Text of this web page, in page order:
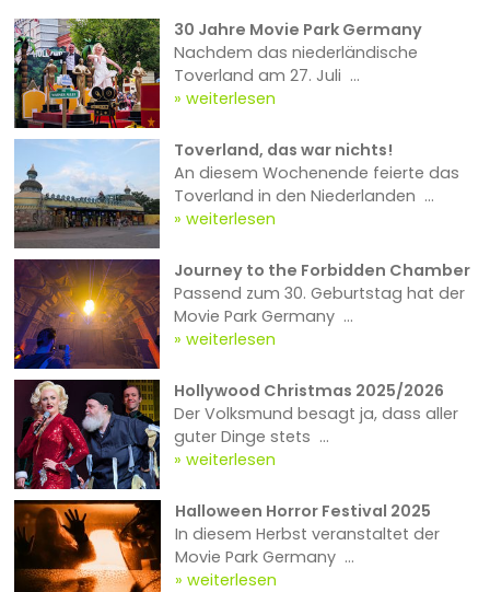
30 Jahre Movie Park Germany
Nachdem das niederländische
Toverland am 27. Juli ...
weiterlesen
Toverland, das war nichts!
An diesem Wochenende feierte das
Toverland in den Niederlanden ...
weiterlesen
Journey to the Forbidden Chamber
Passend zum 30. Geburtstag hat der
Movie Park Germany ...
weiterlesen
Hollywood Christmas 2025/2026
Der Volksmund besagt ja, dass aller
guter Dinge stets ...
weiterlesen
Halloween Horror Festival 2025
In diesem Herbst veranstaltet der
Movie Park Germany ...
weiterlesen